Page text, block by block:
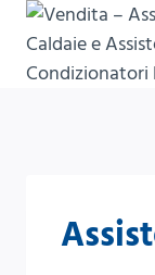
Salta
contenuto